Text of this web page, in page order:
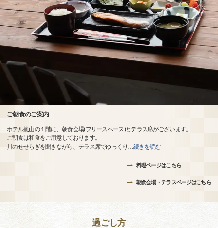
ご朝食のご案内
ホテル嵐山の１階に、朝食会場(フリースペース)とテラス席がございます。
ご朝食は和食をご用意しております。
川のせせらぎを聞きながら、テラス席でゆっくり …続きを読む
料理ページはこちら
朝食会場・テラスページはこちら
過ごし方